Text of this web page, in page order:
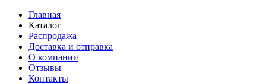
Главная
Каталог
Распродажа
Доставка и отправка
О компании
Отзывы
Контакты